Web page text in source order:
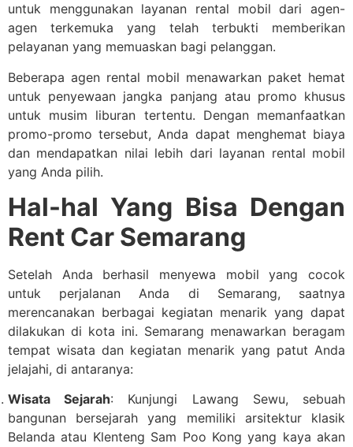
untuk menggunakan layanan rental mobil dari agen-
agen terkemuka yang telah terbukti memberikan
pelayanan yang memuaskan bagi pelanggan.
Beberapa agen rental mobil menawarkan paket hemat
untuk penyewaan jangka panjang atau promo khusus
untuk musim liburan tertentu. Dengan memanfaatkan
promo-promo tersebut, Anda dapat menghemat biaya
dan mendapatkan nilai lebih dari layanan rental mobil
yang Anda pilih.
Hal-hal Yang Bisa Dengan
Rent Car Semarang
Setelah Anda berhasil menyewa mobil yang cocok
untuk perjalanan Anda di Semarang, saatnya
merencanakan berbagai kegiatan menarik yang dapat
dilakukan di kota ini. Semarang menawarkan beragam
tempat wisata dan kegiatan menarik yang patut Anda
jelajahi, di antaranya:
Wisata Sejarah: Kunjungi Lawang Sewu, sebuah
bangunan bersejarah yang memiliki arsitektur klasik
Belanda atau Klenteng Sam Poo Kong yang kaya akan